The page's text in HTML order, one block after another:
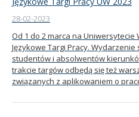
28-02-2023
Od 1 do 2 marca na
Językowe Targi Pracy.
studentów i absolwentów
trakcie targów odbędą się też
związanych z aplikowaniem o